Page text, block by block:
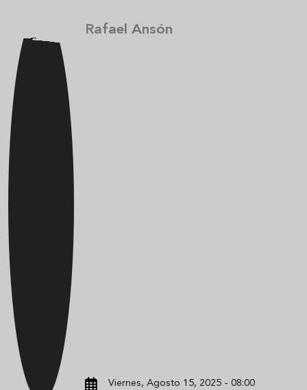
Rafael Ansón
Viernes, Agosto 15, 2025 - 08:00